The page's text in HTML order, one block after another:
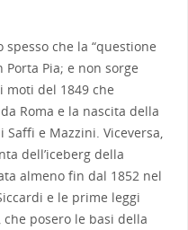
che la “questione
Porta Pia; e non sorge
moti del 1849 che
Roma e la nascita della
e Mazzini. Viceversa,
dell’iceberg della
almeno fin dal 1852 nel
e le prime leggi
che posero le basi della